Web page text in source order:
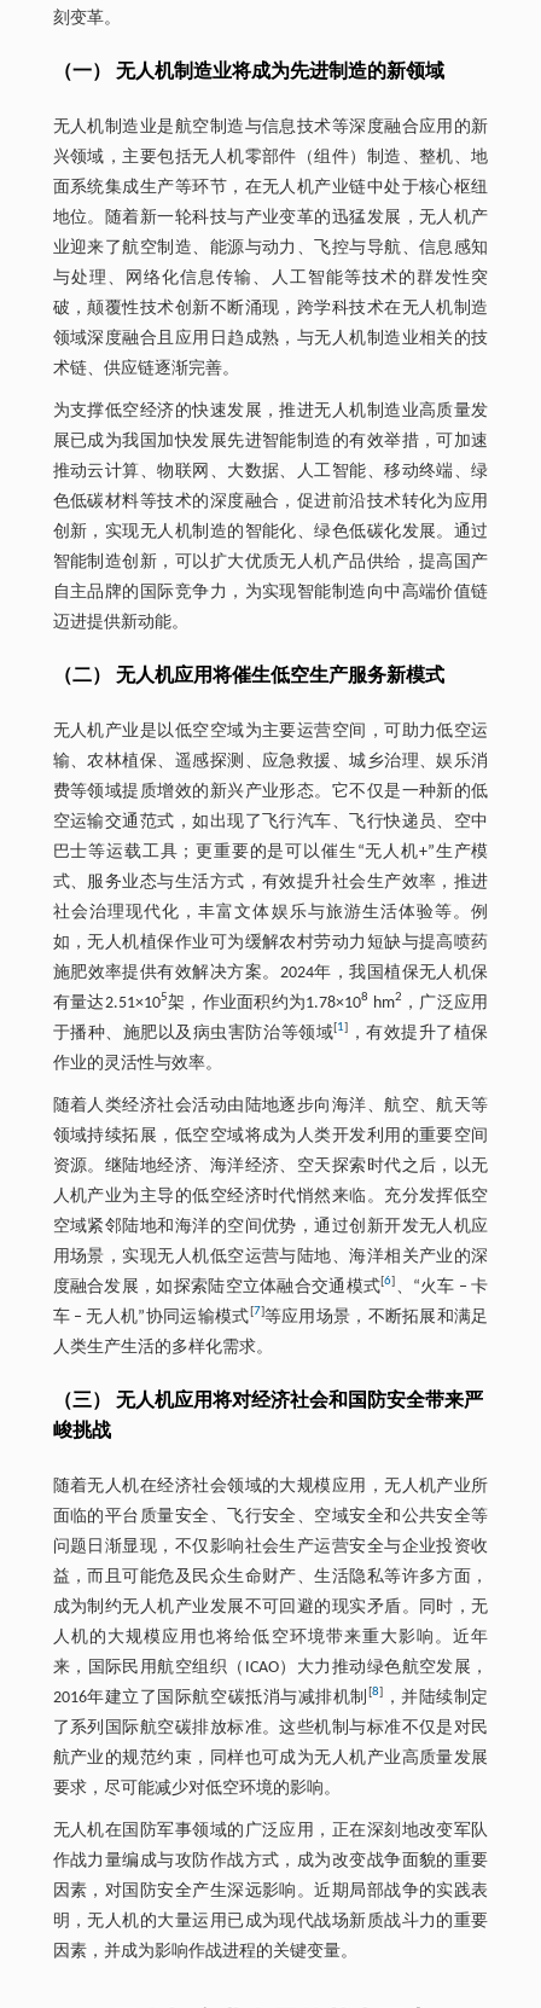
刻变革。
（一） 无人机制造业将成为先进制造的新领域
无人机制造业是航空制造与信息技术等深度融合应用的新
兴领域，主要包括无人机零部件（组件）制造、整机、地
面系统集成生产等环节，在无人机产业链中处于核心枢纽
地位。随着新一轮科技与产业变革的迅猛发展，无人机产
业迎来了航空制造、能源与动力、飞控与导航、信息感知
与处理、网络化信息传输、人工智能等技术的群发性突
破，颠覆性技术创新不断涌现，跨学科技术在无人机制造
领域深度融合且应用日趋成熟，与无人机制造业相关的技
术链、供应链逐渐完善。
为支撑低空经济的快速发展，推进无人机制造业高质量发
展已成为我国加快发展先进智能制造的有效举措，可加速
推动云计算、物联网、大数据、人工智能、移动终端、绿
色低碳材料等技术的深度融合，促进前沿技术转化为应用
创新，实现无人机制造的智能化、绿色低碳化发展。通过
智能制造创新，可以扩大优质无人机产品供给，提高国产
自主品牌的国际竞争力，为实现智能制造向中高端价值链
迈进提供新动能。
（二） 无人机应用将催生低空生产服务新模式
无人机产业是以低空空域为主要运营空间，可助力低空运
输、农林植保、遥感探测、应急救援、城乡治理、娱乐消
费等领域提质增效的新兴产业形态。它不仅是一种新的低
空运输交通范式，如出现了飞行汽车、飞行快递员、空中
巴士等运载工具；更重要的是可以催生“无人机+”生产模
式、服务业态与生活方式，有效提升社会生产效率，推进
社会治理现代化，丰富文体娱乐与旅游生活体验等。例
如，无人机植保作业可为缓解农村劳动力短缺与提高喷药
施肥效率提供有效解决方案。2024年，我国植保无人机保
有量达2.51×105架，作业面积约为1.78×108 hm2
，广泛应用
于播种、施肥以及病虫害防治等领域[1]
，有效提升了植保
作业的灵活性与效率。
随着人类经济社会活动由陆地逐步向海洋、航空、航天等
领域持续拓展，低空空域将成为人类开发利用的重要空间
资源。继陆地经济、海洋经济、空天探索时代之后，以无
人机产业为主导的低空经济时代悄然来临。充分发挥低空
空域紧邻陆地和海洋的空间优势，通过创新开发无人机应
用场景，实现无人机低空运营与陆地、海洋相关产业的深
度融合发展，如探索陆空立体融合交通模式[6] 、“火车 ‒ 卡
车 ‒ 无人机”协同运输模式[7]等应用场景，不断拓展和满足
人类生产生活的多样化需求。
（三） 无人机应用将对经济社会和国防安全带来严
峻挑战
随着无人机在经济社会领域的大规模应用，无人机产业所
面临的平台质量安全、飞行安全、空域安全和公共安全等
问题日渐显现，不仅影响社会生产运营安全与企业投资收
益，而且可能危及民众生命财产、生活隐私等许多方面，
成为制约无人机产业发展不可回避的现实矛盾。同时，无
人机的大规模应用也将给低空环境带来重大影响。近年
来，国际民用航空组织（ICAO）大力推动绿色航空发展，
2016年建立了国际航空碳抵消与减排机制[8]
，并陆续制定
了系列国际航空碳排放标准。这些机制与标准不仅是对民
航产业的规范约束，同样也可成为无人机产业高质量发展
要求，尽可能减少对低空环境的影响。
无人机在国防军事领域的广泛应用，正在深刻地改变军队
作战力量编成与攻防作战方式，成为改变战争面貌的重要
因素，对国防安全产生深远影响。近期局部战争的实践表
明，无人机的大量运用已成为现代战场新质战斗力的重要
因素，并成为影响作战进程的关键变量。